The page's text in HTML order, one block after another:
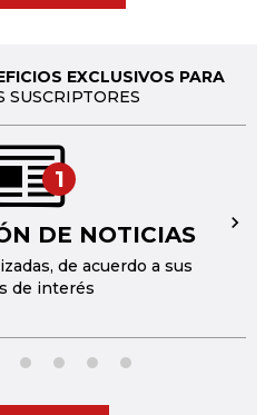
EXCLUSIVOS PARA
SUSCRIPTORES
1
DE NOTICIAS
de acuerdo a sus
de interés
→